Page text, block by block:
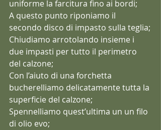
uniforme la farcitura fino ai bordi;
A questo punto riponiamo il
secondo disco di impasto sulla teglia;
Chiudiamo arrotolando insieme i
due impasti per tutto il perimetro
del calzone;
Con l’aiuto di una forchetta
bucherelliamo delicatamente tutta la
superficie del calzone;
Spennelliamo quest’ultima un un filo
di olio evo;